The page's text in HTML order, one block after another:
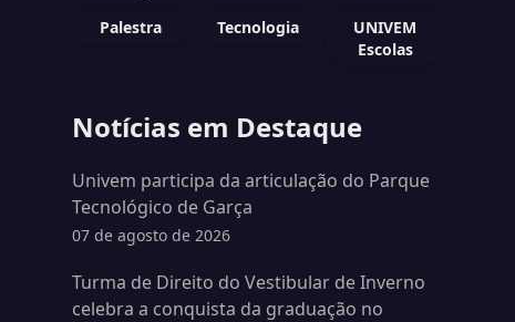
Palestra
Tecnologia
UNIVEM
Escolas
Notícias em Destaque
Univem participa da articulação do Parque
Tecnológico de Garça
07 de agosto de 2026
Turma de Direito do Vestibular de Inverno
celebra a conquista da graduação no